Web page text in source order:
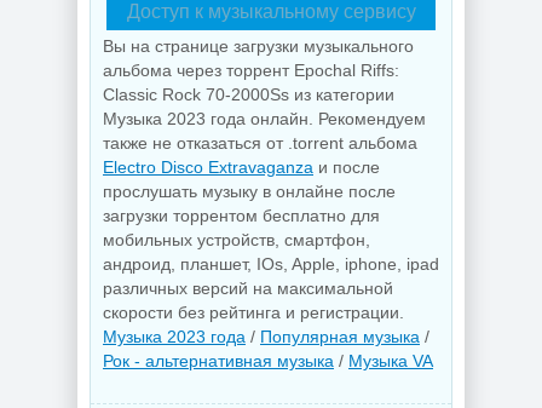
Доступ к музыкальному сервису
Вы на странице загрузки музыкального
альбома через торрент Epochal Riffs:
Classic Rock 70-2000Ss из категории
Музыка 2023 года онлайн. Рекомендуем
также не отказаться от .torrent альбома
Electro Disco Extravaganza и после
прослушать музыку в онлайне после
загрузки торрентом бесплатно для
мобильных устройств, смартфон,
андроид, планшет, IOs, Apple, iphone, ipad
различных версий на максимальной
скорости без рейтинга и регистрации.
Музыка 2023 года / Популярная музыка /
Рок - альтернативная музыка / Музыка VA